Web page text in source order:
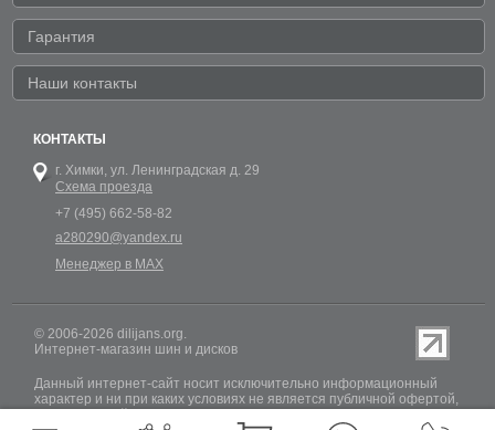
Гарантия
Наши контакты
КОНТАКТЫ
г. Химки, ул. Ленинградская д. 29
Схема проезда
+7 (495) 662-58-82
a280290@yandex.ru
Менеджер в MAX
© 2006-2026 dilijans.org.
Интернет-магазин шин и дисков
Данный интернет-сайт носит исключительно информационный
характер и ни при каких условиях не является публичной офертой,